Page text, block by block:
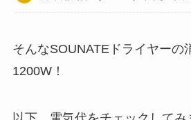
そんなSOUNATEドライヤーの
1200W！